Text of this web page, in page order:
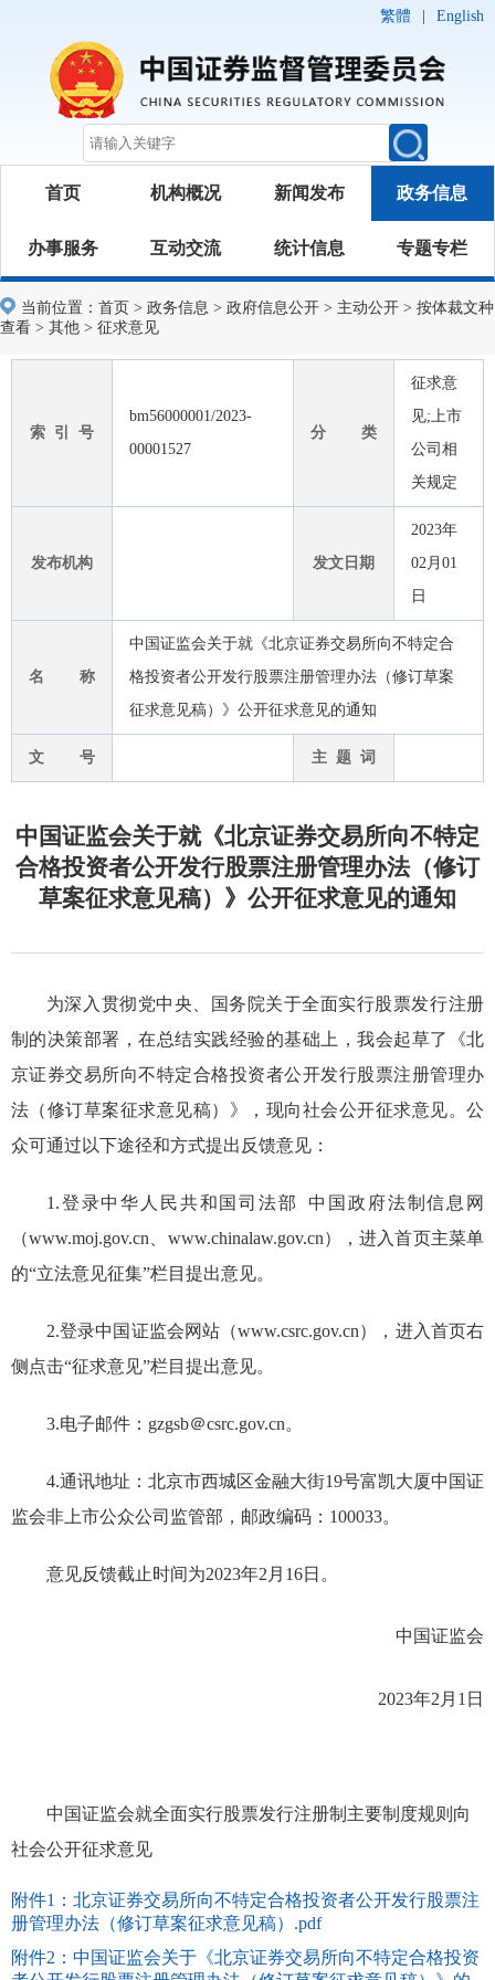
繁體 English
首页 机构概况 新闻发布 政务信息
办事服务 互动交流 统计信息 专题专栏
当前位置： 首页 > 政务信息 > 政府信息公开 > 主动公开 > 按体裁文种
查看 > 其他 > 征求意见
索 引 号
bm56000001/2023-
00001527
分 类
征求意
见;上市
公司相
关规定
发布机构 发文日期
2023年
02月01
日
名 称
中国证监会关于就《北京证券交易所向不特定合
格投资者公开发行股票注册管理办法（修订草案
征求意见稿）》公开征求意见的通知
文 号 主 题 词
中国证监会关于就《北京证券交易所向不特定
合格投资者公开发行股票注册管理办法（修订
草案征求意见稿）》公开征求意见的通知
为深入贯彻 党中央、国务院关于全面实行股票发行注册
制 的决策部署，在总结实践经验的基础上，我会起草了《北
京证券交易所向不特定合格投资者公开发行股票注册管理办
法（修订草案征求意见稿）》，现向社会公开征求意见。公
众可通过以下途径和方式提出反馈意见：
1.登录中华人民共和国司法部
中国政府法制信息网
（www.moj.gov.cn、 www.chinalaw.gov.cn），进入首页主菜单
的“立法意见征集”栏目提出意见。
2.登录中国证监会网站（www.csrc.gov.cn），进入首页右
侧点击“征求意见”栏目提出意见。
3.电子邮件： gzgsb＠csrc.gov.cn。
4.通讯地址： 北京市西城区金融大街19号富凯大厦中国证
监会非上市公众公司监管部，邮政编码： 100033。
意见反馈截止时间为2023年2月 16日。
中国证监会
2023年2 月 1 日
中国证监会就全面实行股票发行注册制主要制度规则向
社会公开征求意见
附件1：北京证券交易所向不特定合格投资者公开发行股票注
册管理办法（修订草案征求意见稿）.pdf
附件2：中国证监会关于《北京证券交易所向不特定合格投资